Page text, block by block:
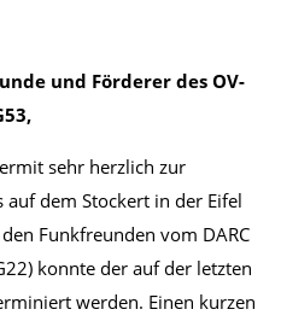
und Förderer des OV-
sehr herzlich zur
dem Stockert in der Eifel
Funkfreunden vom DARC
konnte der auf der letzten
werden. Einen kurzen